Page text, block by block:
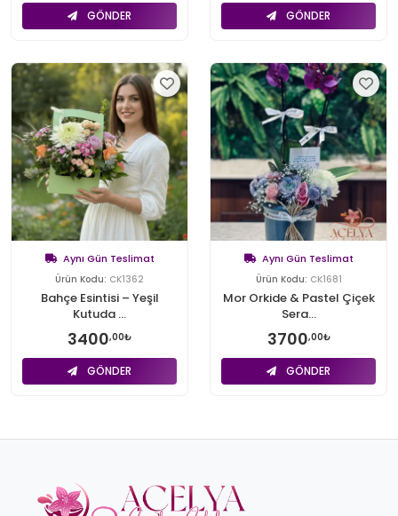
GÖNDER GÖNDER
Aynı Gün Teslimat
Ürün Kodu: CK1362
Bahçe Esintisi – Yeşil
Kutuda ...
3400,00₺
GÖNDER
Aynı Gün Teslimat
Ürün Kodu: CK1681
Mor Orkide & Pastel Çiçek
Sera...
3700,00₺
GÖNDER